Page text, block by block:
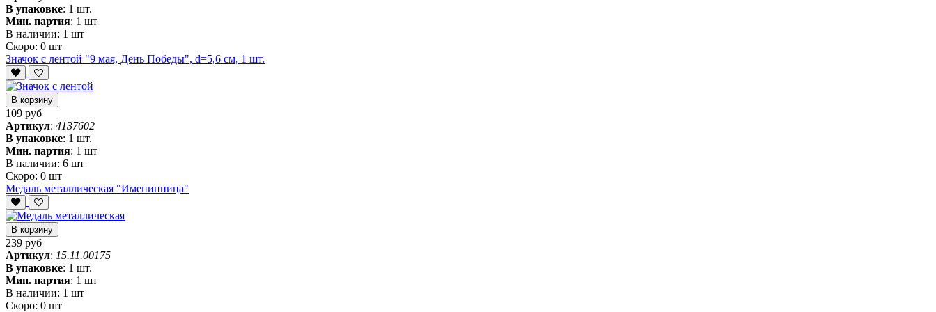
В упаковке: 1 шт.
Мин. партия: 1 шт
В наличии: 1 шт
Скоро: 0 шт
Значок с лентой "9 мая, День Победы", d=5,6 см, 1 шт.
В корзину
109 руб
Артикул: 4137602
В упаковке: 1 шт.
Мин. партия: 1 шт
В наличии: 6 шт
Скоро: 0 шт
Медаль металлическая "Именинница"
В корзину
239 руб
Артикул: 15.11.00175
В упаковке: 1 шт.
Мин. партия: 1 шт
В наличии: 1 шт
Скоро: 0 шт